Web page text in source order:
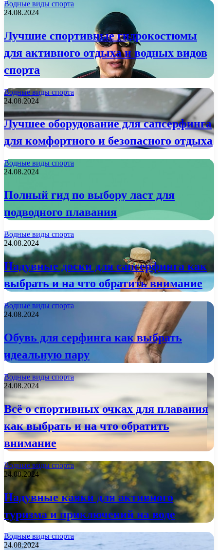
Водные виды спорта
24.08.2024
Лучшие спортивные гидрокостюмы
для активного отдыха и водных видов
спорта
Водные виды спорта
24.08.2024
Лучшее оборудование для сапсерфинга
для комфортного и безопасного отдыха
Водные виды спорта
24.08.2024
Полный гид по выбору ласт для
подводного плавания
Водные виды спорта
24.08.2024
Надувные доски для сапсерфинга как
выбрать и на что обратить внимание
Водные виды спорта
24.08.2024
Обувь для серфинга как выбрать
идеальную пару
Водные виды спорта
24.08.2024
Всё о спортивных очках для плавания
как выбрать и на что обратить
внимание
Водные виды спорта
24.08.2024
Надувные каяки для активного
туризма и приключений на воде
Водные виды спорта
24.08.2024